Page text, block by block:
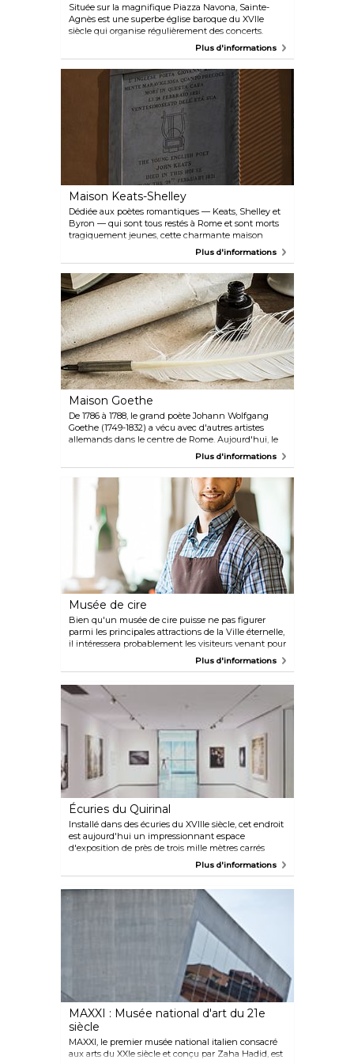
Située sur la magnifique Piazza Navona, Sainte-
Agnès est une superbe église baroque du XVIIe
siècle qui organise régulièrement des concerts.
Émerveillez-vous devant ses magnifiques intérieurs
mélodies du XVIIe siècle.
Plus d'informations
Maison Keats-Shelley
Dédiée aux poètes romantiques — Keats, Shelley et
Byron — qui sont tous restés à Rome et sont morts
tragiquement jeunes, cette charmante maison
d'époque contient une série de pièces bordées de
livres rares et de reliques, dont la dernière résidence
de Keats. Vous y trouverez également une boutique
de souvenirs, un film d'introduction et une terrasse
spacieuse.
Plus d'informations
Maison Goethe
De 1786 à 1788, le grand poète Johann Wolfgang
Goethe (1749-1832) a vécu avec d'autres artistes
allemands dans le centre de Rome. Aujourd'hui, le
musée de la maison Goethe commémore le célèbre
et d'événements culturels.
Plus d'informations
Musée de cire
Bien qu'un musée de cire puisse ne pas figurer
parmi les principales attractions de la Ville éternelle,
il intéressera probablement les visiteurs venant pour
la deuxième ou la troisième fois, avec sa curieuse
Romains anciens en passant par Pavarotti et
Winston Churchill. Un laboratoire de cire est
également ouvert aux visiteurs.
Plus d'informations
Écuries du Quirinal
Installé dans des écuries du XVIIIe siècle, cet endroit
est aujourd'hui un impressionnant espace
d'exposition de près de trois mille mètres carrés
accueillant des expositions d'art régulières et
italien.
Plus d'informations
MAXXI : Musée national d'art du 21e
siècle
MAXXI, le premier musée national italien consacré
aux arts du XXIe siècle et conçu par Zaha Hadid, est